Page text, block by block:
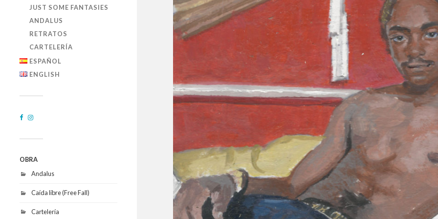
JUST SOME FANTASIES
ANDALUS
RETRATOS
CARTELERÍA
ESPAÑOL
ENGLISH
OBRA
Andalus
Caída libre (Free Fall)
Cartelería